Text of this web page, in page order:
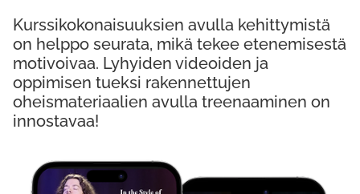
Kurssikokonaisuuksien avulla kehittymistä
on helppo seurata, mikä tekee etenemisestä
motivoivaa. Lyhyiden videoiden ja
oppimisen tueksi rakennettujen
oheismateriaalien avulla treenaaminen on
innostavaa!